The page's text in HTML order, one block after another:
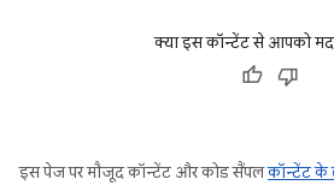
क्या इस कॉन्टेंट से आपको
इस पेज पर मौजूद कॉन्टेंट और कोड सैंपलकॉन्टेंट के